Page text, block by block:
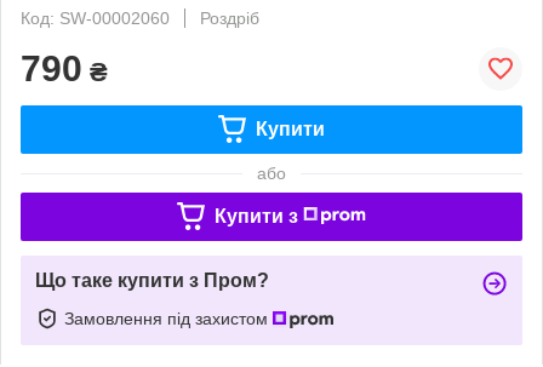
Код: SW-00002060
Роздріб
790 ₴
Купити
або
Купити з
Що таке купити з Пром?
Замовлення під захистом